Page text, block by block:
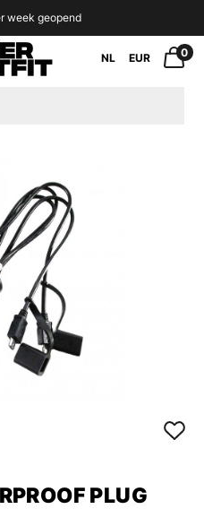
week geopend
NL EUR 0
PLUG